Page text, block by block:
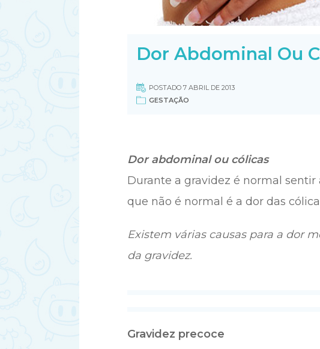
Dor Abdominal Ou
POSTADO 7 ABRIL DE 2013
GESTAÇÃO
Dor abdominal ou cólicas
Durante a gravidez é normal
que não é normal é a dor das
Existem várias causas para a dor
da gravidez.
Gravidez precoce